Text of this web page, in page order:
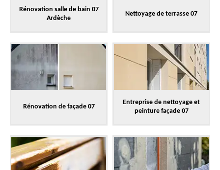
Rénovation salle de bain 07
Ardèche
Nettoyage de terrasse 07
Rénovation de façade 07
Entreprise de nettoyage et
peinture façade 07